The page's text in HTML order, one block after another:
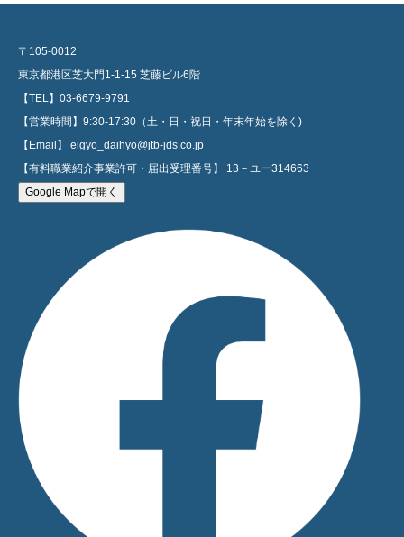
〒105-0012
東京都港区芝大門1-1-15 芝藤ビル6階
【TEL】03-6679-9791
【営業時間】9:30-17:30（土・日・祝日・年末年始を除く)
【Email】 eigyo_daihyo@jtb-jds.co.jp
【有料職業紹介事業許可・届出受理番号】 13－ユー314663
Google Mapで開く